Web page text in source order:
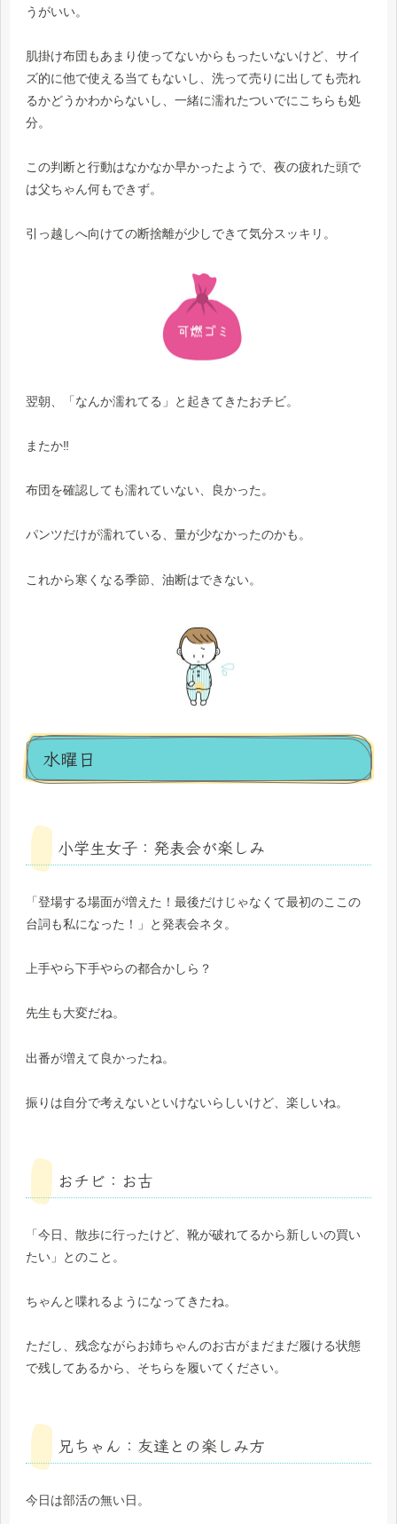
うがいい。
肌掛け布団もあまり使ってないからもったいないけど、サイ
ズ的に他で使える当てもないし、洗って売りに出しても売れ
るかどうかわからないし、一緒に濡れたついでにこちらも処
分。
この判断と行動はなかなか早かったようで、夜の疲れた頭で
は父ちゃん何もできず。
引っ越しへ向けての断捨離が少しできて気分スッキリ。
翌朝、「なんか濡れてる」と起きてきたおチビ。
またか‼
布団を確認しても濡れていない、良かった。
パンツだけが濡れている、量が少なかったのかも。
これから寒くなる季節、油断はできない。
水曜日
小学生女子：発表会が楽しみ
「登場する場面が増えた！最後だけじゃなくて最初のここの
台詞も私になった！」と発表会ネタ。
上手やら下手やらの都合かしら？
先生も大変だね。
出番が増えて良かったね。
振りは自分で考えないといけないらしいけど、楽しいね。
おチビ：お古
「今日、散歩に行ったけど、靴が破れてるから新しいの買い
たい」とのこと。
ちゃんと喋れるようになってきたね。
ただし、残念ながらお姉ちゃんのお古がまだまだ履ける状態
で残してあるから、そちらを履いてください。
兄ちゃん：友達との楽しみ方
今日は部活の無い日。